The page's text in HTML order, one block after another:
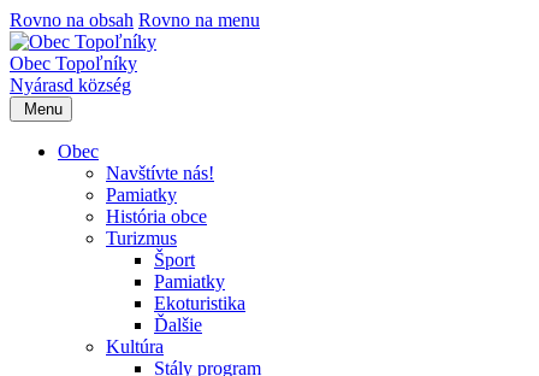
Rovno na obsah Rovno na menu
Obec Topoľníky
Nyárasd község
Menu
Obec
Navštívte nás!
Pamiatky
História obce
Turizmus
Šport
Pamiatky
Ekoturistika
Ďalšie
Kultúra
Stály program